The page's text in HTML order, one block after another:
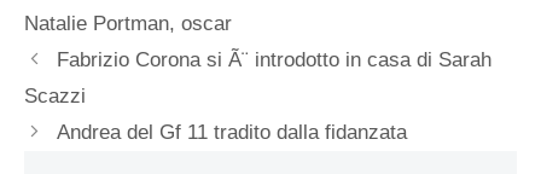
Natalie Portman, oscar
Fabrizio Corona si Ã¨ introdotto in casa di Sarah
Scazzi
Andrea del Gf 11 tradito dalla fidanzata